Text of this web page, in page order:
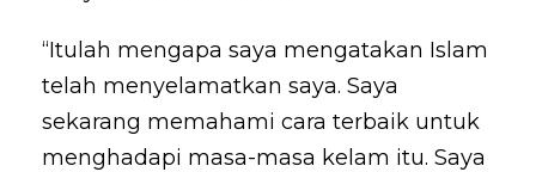
“Itulah mengapa saya mengatakan Islam
telah menyelamatkan saya. Saya
sekarang memahami cara terbaik untuk
menghadapi masa-masa kelam itu. Saya